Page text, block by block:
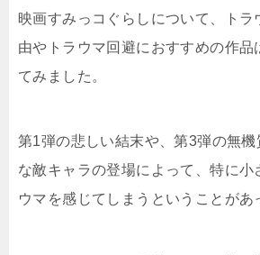
映画すみっコぐらしについて、トラ
由やトラウマ回避におすすめの作品
てみました。
第1弾の悲しい結末や、第3弾の無
な敵キャラの登場によって、特に小
ウマを感じてしまうということがあ